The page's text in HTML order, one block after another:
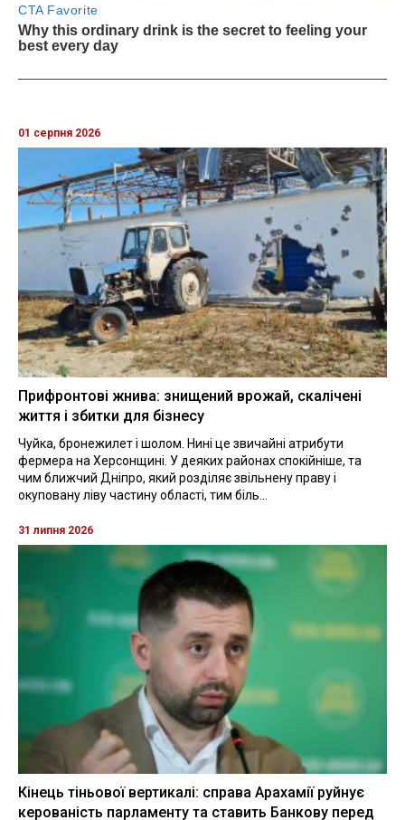
01 серпня 2026
Прифронтові жнива: знищений врожай, скалічені
життя і збитки для бізнесу
Чуйка, бронежилет і шолом. Нині це звичайні атрибути
фермера на Херсонщині. У деяких районах спокійніше, та
чим ближчий Дніпро, який розділяє звільнену праву і
окуповану ліву частину області, тим біль...
31 липня 2026
Кінець тіньової вертикалі: справа Арахамії руйнує
керованість парламенту та ставить Банкову перед